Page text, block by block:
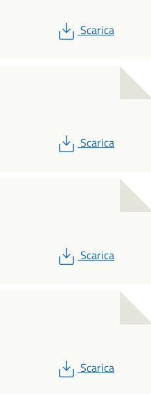
PDF
Scarica
PDF
Scarica
PDF
Scarica
PDF
Scarica